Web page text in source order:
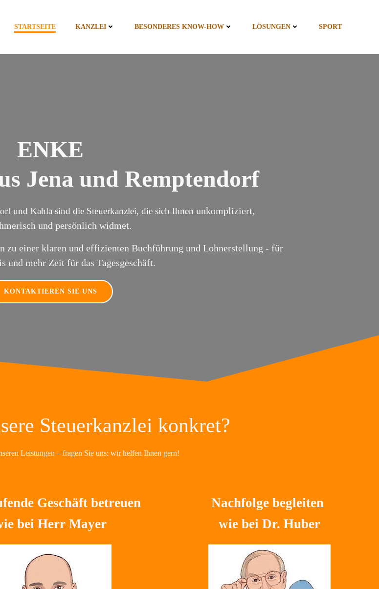
STARTSEITE KANZLEI BESONDERES KNOW-HOW LÖSUNGEN SPORT
ENKE
Jena und Remptendorf
und Kahla sind die Steuerkanzlei, die sich Ihnen unkompliziert,
und persönlich widmet.
zu einer klaren und effizienten Buchführung und Lohnerstellung - für
und mehr Zeit für das Tagesgeschäft.
KONTAKTIEREN SIE UNS
Steuerkanzlei konkret?
Leistungen – fragen Sie uns: wir helfen Ihnen gern!
Geschäft betreuen
bei Herr Mayer
Nachfolge begleiten
wie bei Dr. Huber